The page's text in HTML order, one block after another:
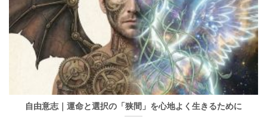
自由意志｜運命と選択の「狭間」を心地よく生きるために